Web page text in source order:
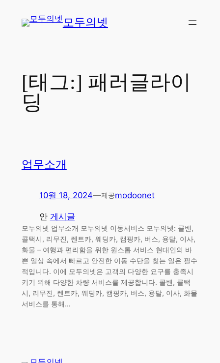
모두의넷
[태그:] 패러글라이
딩
업무소개
10월 18, 2024—제공modoonet
안 게시글
모두의넷 업무소개 모두의넷 이동서비스 모두의넷: 콜밴,
콜택시, 리무진, 렌트카, 웨딩카, 캠핑카, 버스, 용달, 이사,
화물 – 여행과 편리함을 위한 원스톱 서비스 현대인의 바
쁜 일상 속에서 빠르고 안전한 이동 수단을 찾는 일은 필수
적입니다. 이에 모두의넷은 고객의 다양한 요구를 충족시
키기 위해 다양한 차량 서비스를 제공합니다. 콜밴, 콜택
시, 리무진, 렌트카, 웨딩카, 캠핑카, 버스, 용달, 이사, 화물
서비스를 통해…